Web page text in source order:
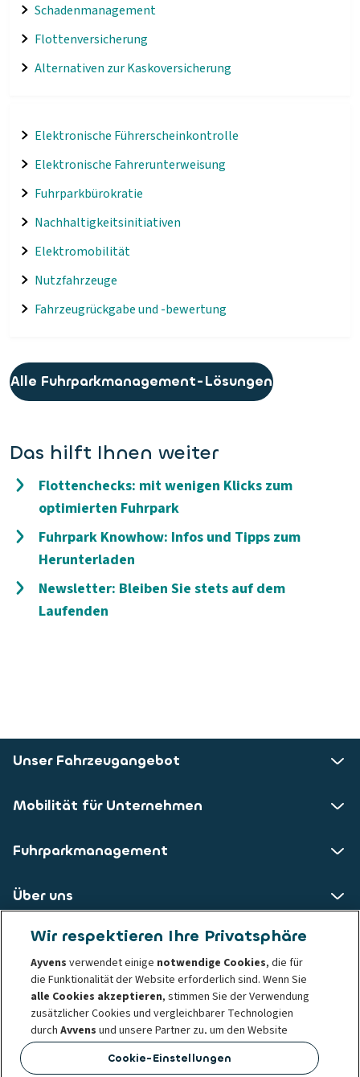
Schadenmanagement
Flottenversicherung
Alternativen zur Kaskoversicherung
Elektronische Führerscheinkontrolle
Elektronische Fahrerunterweisung
Fuhrparkbürokratie
Nachhaltigkeitsinitiativen
Elektromobilität
Nutzfahrzeuge
Fahrzeugrückgabe und -bewertung
Alle Fuhrparkmanagement-Lösungen
Das hilft Ihnen weiter
Flottenchecks: mit wenigen Klicks zum
optimierten Fuhrpark
Fuhrpark Knowhow: Infos und Tipps zum
Herunterladen
Newsletter: Bleiben Sie stets auf dem
Laufenden
Unser Fahrzeugangebot
Mobilität für Unternehmen
Fuhrparkmanagement
Über uns
ALD AutoLeasing D GmbH
Nedderfeld 95
22529 Hamburg
Datenschutzerklärung Impressum
Cookie-Richtlinie
Whistleblowing
Verhaltens- und Ethikgrundsätze
Wir respektieren Ihre Privatsphäre
Ayvens verwendet einige notwendige Cookies, die für
die Funktionalität der Website erforderlich sind. Wenn Sie
alle Cookies akzeptieren, stimmen Sie der Verwendung
zusätzlicher Cookies und vergleichbarer Technologien
durchAyvens und unsere Partner zu, um den Website
Traffic und das Nutzungsverhalten zu analysieren, Social
Media Funktionen bereitzustellen sowie Inhalte und
Cookie-Einstellungen